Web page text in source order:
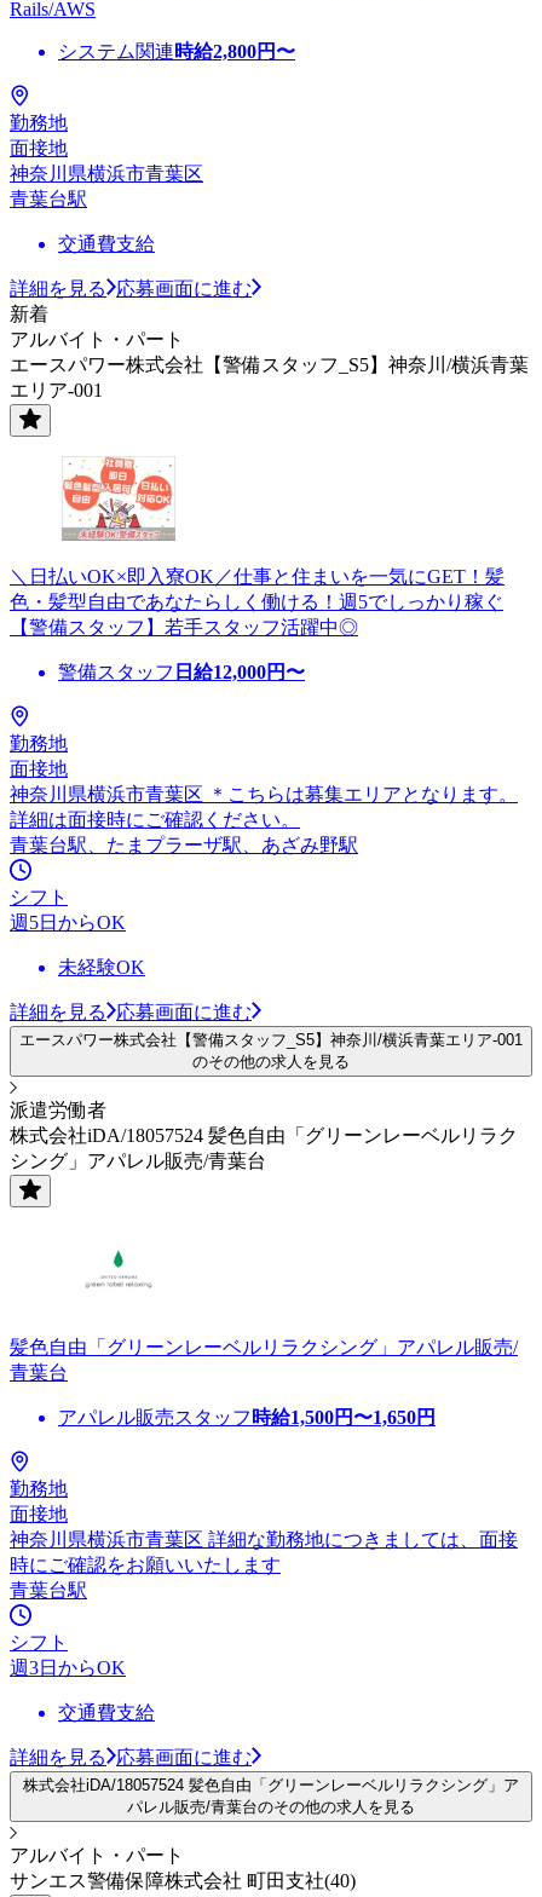
Rails/AWS
システム関連時給2,800円〜
勤務地
面接地
神奈川県横浜市青葉区
青葉台駅
交通費支給
詳細を見る
応募画面に進む
新着
アルバイト・パート
エースパワー株式会社【警備スタッフ_S5】神奈川/横浜青葉
エリア-001
＼日払いOK×即入寮OK／仕事と住まいを一気にGET！髪
色・髪型自由であなたらしく働ける！週5でしっかり稼ぐ
【警備スタッフ】若手スタッフ活躍中◎
警備スタッフ 日給12,000円〜
勤務地
面接地
神奈川県横浜市青葉区 ＊こちらは募集エリアとなります。
詳細は面接時にご確認ください。
青葉台駅、たまプラーザ駅、あざみ野駅
シフト
週5日からOK
未経験OK
詳細を見る 応募画面に進む
エースパワー株式会社【警備スタッフ_S5】神奈川/横浜青葉エリア-001
のその他の求人を見る
派遣労働者
株式会社iDA/18057524 髪色自由「グリーンレーベルリラク
シング」アパレル販売/青葉台
髪色自由「グリーンレーベルリラクシング」アパレル販売/
青葉台
アパレル販売スタッフ 時給1,500円〜1,650円
勤務地
面接地
神奈川県横浜市青葉区 詳細な勤務地につきましては、面接
時にご確認をお願いいたします
青葉台駅
シフト
週3日からOK
交通費支給
詳細を見る 応募画面に進む
株式会社iDA/18057524 髪色自由「グリーンレーベルリラクシング」ア
パレル販売/青葉台のその他の求人を見る
アルバイト・パート
サンエス警備保障株式会社 町田支社(40)